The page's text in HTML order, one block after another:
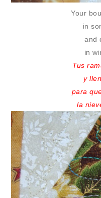
Your
in
and
in
Tus
y
para
la